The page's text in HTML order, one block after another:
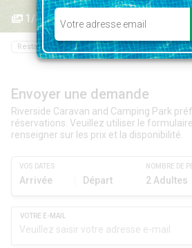
1/3
Restaurant Bar Epicerie Randonnée
Envoyer une demande
Riverside Caravan and Camping Park
réservations. Veuillez utiliser le
renseigner sur les prix et la disponibilité.
VOS DATES
Arrivée Départ
NOMBRE DE
2 Adultes